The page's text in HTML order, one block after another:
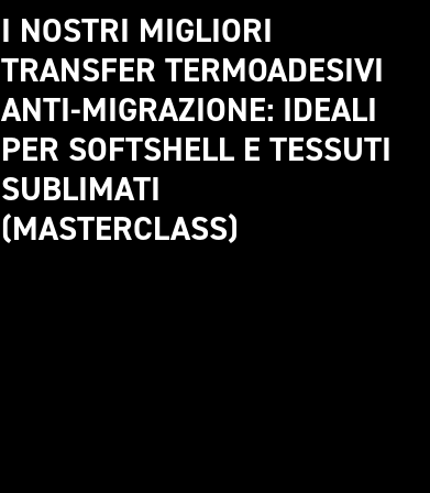
I NOSTRI MIGLIORI
TRANSFER TERMOADESIVI
ANTI-MIGRAZIONE: IDEALI
PER SOFTSHELL E TESSUTI
SUBLIMATI
(MASTERCLASS)